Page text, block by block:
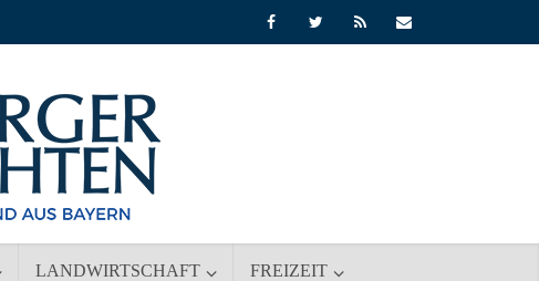
LANDWIRTSCHAFT FREIZEIT